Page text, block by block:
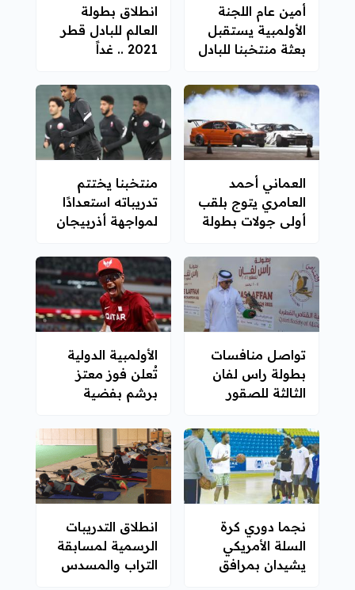
أمين عام اللجنة
الأولمبية يستقبل
بعثة منتخبنا للبادل
انطلاق بطولة
العالم للبادل قطر
2021 .. غداً
العماني أحمد
العامري يتوج بلقب
أولى جولات بطولة
منتخبنا يختتم
تدريباته استعدادًا
لمواجهة أذربيجان
تواصل منافسات
بطولة راس لفان
الثالثة للصقور
الأولمبية الدولية
تُعلن فوز معتز
برشم بفضية
2012"
نجما دوري كرة
السلة الأمريكي
يشيدان بمرافق
انطلاق التدريبات
الرسمية لمسابقة
التراب والمسدس